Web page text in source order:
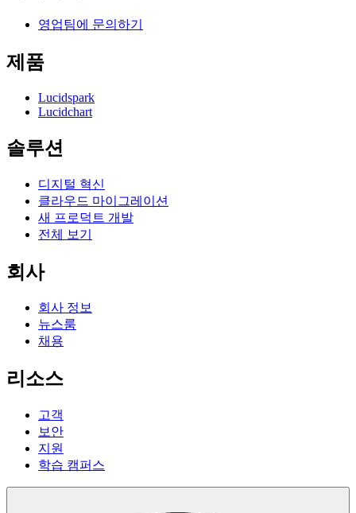
영업팀에 문의하기
제품
Lucidspark
Lucidchart
솔루션
디지털 혁신
클라우드 마이그레이션
새 프로덕트 개발
전체 보기
회사
회사 정보
뉴스룸
채용
리소스
고객
보안
지원
학습 캠퍼스